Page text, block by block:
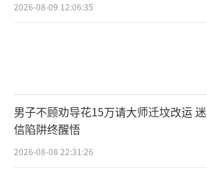
2026-08-09 12:06:35
男子不顾劝导花15万请大师迁坟改运 迷
信陷阱终醒悟
2026-08-08 22:31:26